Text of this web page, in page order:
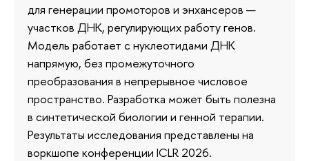
для генерации промоторов и энхансеров —
участков ДНК, регулирующих работу генов.
Модель работает с нуклеотидами ДНК
напрямую, без промежуточного
преобразования в непрерывное числовое
пространство. Разработка может быть полезна
в синтетической биологии и генной терапии.
Результаты исследования представлены на
воркшопе конференции ICLR 2026.